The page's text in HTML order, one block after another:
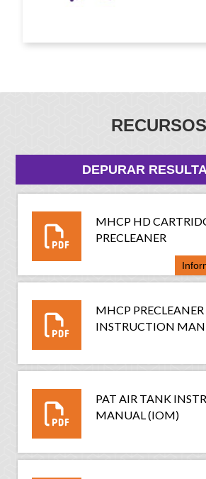
RECURSOS
DEPURAR
MHCP HD
PRECLEANER
MHCP PRECLEANER
INSTRUCTION
PAT AIR TANK
MANUAL (IOM)